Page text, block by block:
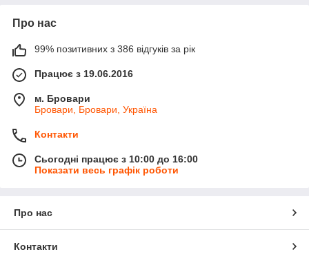
Про нас
99% позитивних з 386 відгуків за рік
Працює з 19.06.2016
м. Бровари
Бровари, Бровари, Україна
Контакти
Сьогодні працює з 10:00 до 16:00
Показати весь графік роботи
Про нас
Контакти